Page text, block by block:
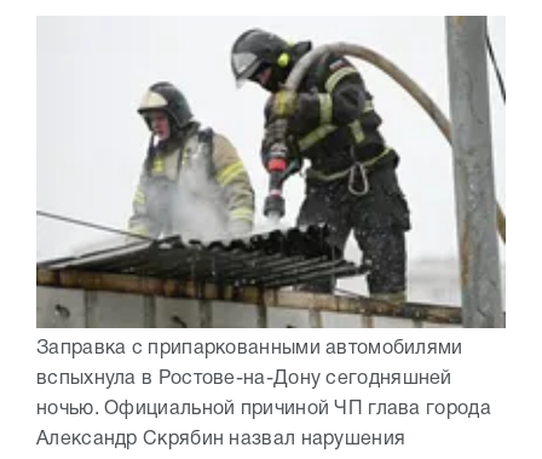
Заправка с припаркованными автомобилями
вспыхнула в Ростове-на-Дону сегодняшней
ночью. Официальной причиной ЧП глава города
Александр Скрябин назвал нарушения